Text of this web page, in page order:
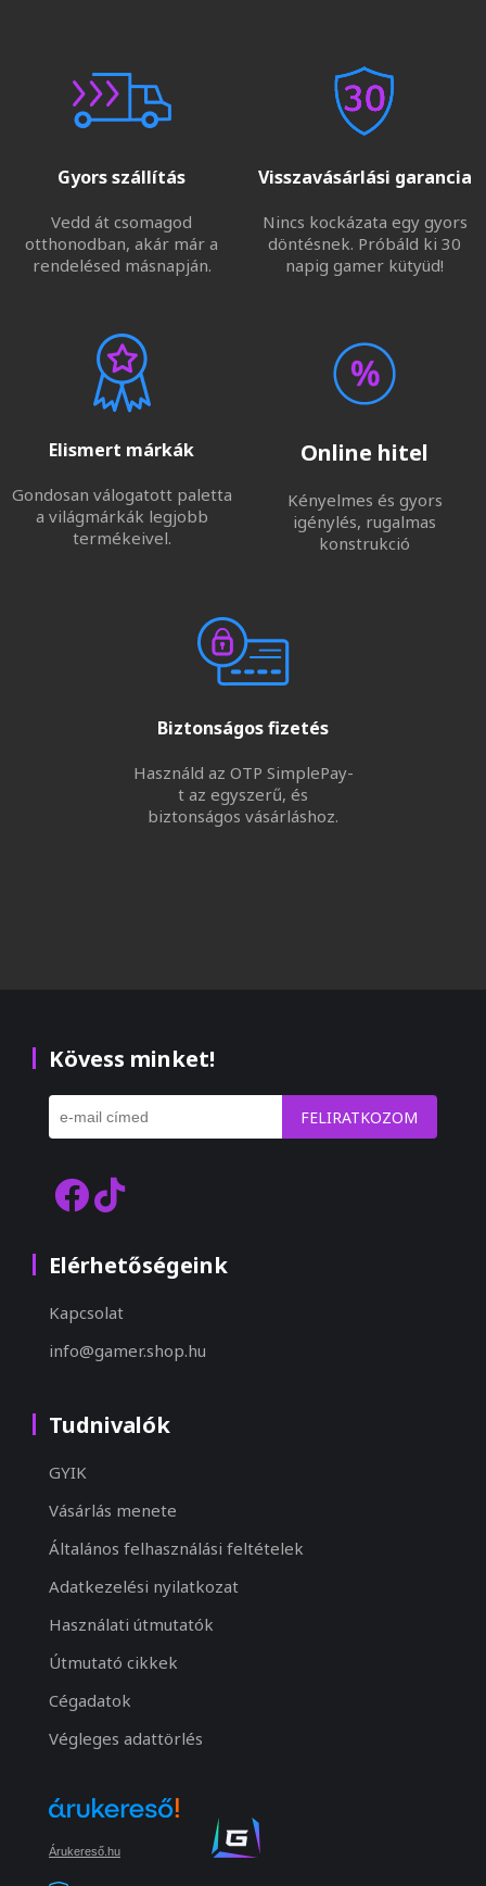
Gyors szállítás
Vedd át csomagod
otthonodban, akár már a
rendelésed másnapján.
Visszavásárlási garancia
Nincs kockázata egy gyors
döntésnek. Próbáld ki 30
napig gamer kütyüd!
Elismert márkák
Gondosan válogatott paletta
a világmárkák legjobb
termékeivel.
Online hitel
Kényelmes és gyors
igénylés, rugalmas
konstrukció
Biztonságos fizetés
Használd az OTP SimplePay-
t az egyszerű, és
biztonságos vásárláshoz.
Kövess minket!
FELIRATKOZOM
Elérhetőségeink
Kapcsolat
info@gamer.shop.hu
Tudnivalók
GYIK
Vásárlás menete
Általános felhasználási feltételek
Adatkezelési nyilatkozat
Használati útmutatók
Útmutató cikkek
Cégadatok
Végleges adattörlés
Árukereső.hu